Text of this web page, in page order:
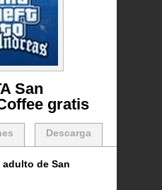
San
gratis
Descarga
adulto de San